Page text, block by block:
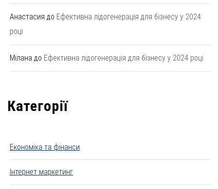
Анастасия до Ефективна лідогенерація для бізнесу у 2024
році
Мілана до Ефективна лідогенерація для бізнесу у 2024 році
Категорії
Економіка та фінанси
Інтернет маркетинг